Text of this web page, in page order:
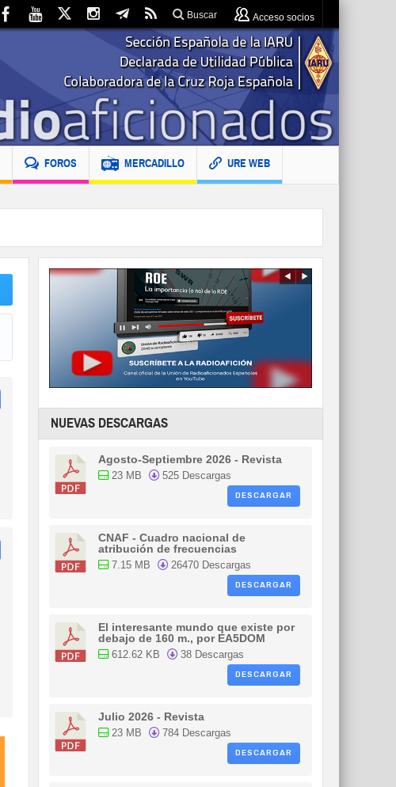
Buscar Acceso socios
FOROS MERCADILLO URE WEB
NUEVAS DESCARGAS
Agosto-Septiembre 2026 - Revista
23 MB
525 Descargas
DESCARGAR
CNAF - Cuadro nacional de
atribución de frecuencias
7.15 MB
26470 Descargas
DESCARGAR
El interesante mundo que existe por
debajo de 160 m., por EA5DOM
612.62 KB
38 Descargas
DESCARGAR
Julio 2026 - Revista
23 MB
784 Descargas
DESCARGAR